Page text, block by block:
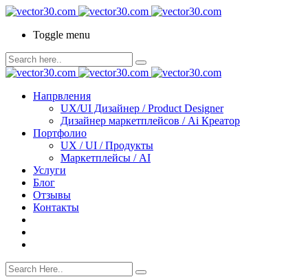
Toggle menu
Напрвления
UX/UI Дизайнер / Product Designer
Дизайнер маркетплейсов / Ai Креатор
Портфолио
UX / UI / Продукты
Маркетплейсы / AI
Услуги
Блог
Отзывы
Контакты